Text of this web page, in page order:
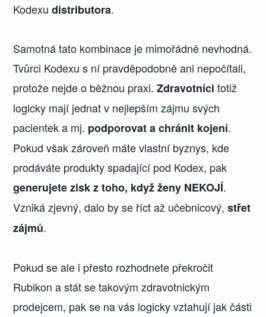
Kodexu distributora.
Samotná tato kombinace je mimořádně nevhodná.
Tvůrci Kodexu s ní pravděpodobně ani nepočítali,
protože nejde o běžnou praxi.Zdravotnícitotiž
logicky mají jednat v nejlepším zájmu svých
pacientek a mj. podporovat a chránit kojení.
Pokud však zároveň máte vlastní byznys, kde
prodáváte produkty spadající pod Kodex, pak
generujete zisk z toho, když ženy NEKOJÍ.
Vzniká zjevný, dalo by se říct až učebnicový,střet
zájmů.
Pokud se ale i přesto rozhodnete překročit
Rubikon a stát se takovým zdravotnickým
prodejcem, pak se na vás logicky vztahují jak části